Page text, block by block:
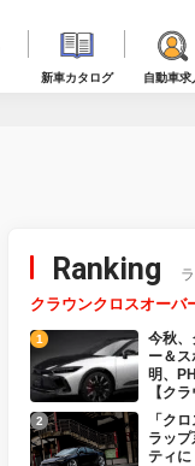
新車カタログ 自動車求
Ranking
クラウンクロスオーバ
今秋、
ー＆
明、
【ク
「ク
ラッ
ティに